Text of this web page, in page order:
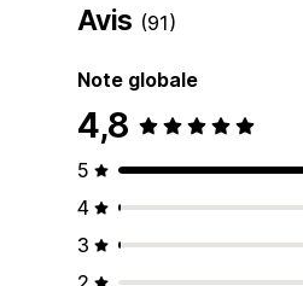
Avis (91)
Note globale
4,8
5
4
3